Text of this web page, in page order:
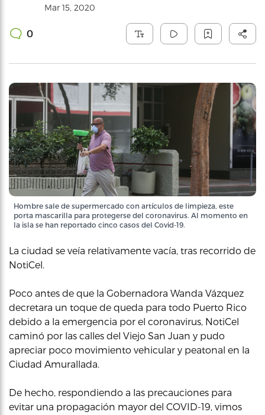
Mar 15, 2020
0
Hombre sale de supermercado con artículos de limpieza, este
porta mascarilla para protegerse del coronavirus. Al momento en
la isla se han reportado cinco casos del Covid-19.
La ciudad se veía relativamente vacía, tras recorrido de
NotiCel.
Poco antes de que la Gobernadora Wanda Vázquez
decretara un toque de queda para todo Puerto Rico
debido a la emergencia por el coronavirus, NotiCel
caminó por las calles del Viejo San Juan y pudo
apreciar poco movimiento vehicular y peatonal en la
Ciudad Amurallada.
De hecho, respondiendo a las precauciones para
evitar una propagación mayor del COVID-19, vimos